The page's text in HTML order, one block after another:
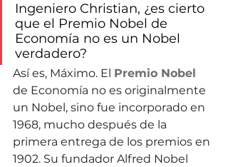
Ingeniero Christian, ¿es cierto
que el Premio Nobel de
Economía no es un Nobel
verdadero?
Así es, Máximo. El Premio Nobel
de Economía no es originalmente
un Nobel, sino fue incorporado en
1968, mucho después de la
primera entrega de los premios en
1902. Su fundador Alfred Nobel